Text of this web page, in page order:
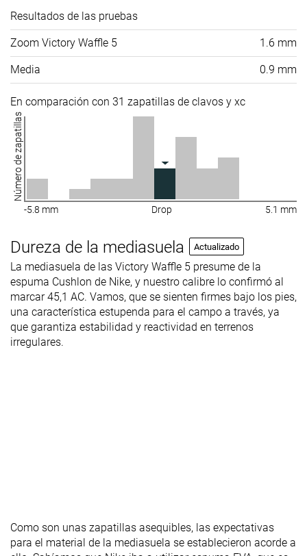
Resultados de las pruebas
Zoom Victory Waffle 5 1.6 mm
Media 0.9 mm
En comparación con 31 zapatillas de clavos y xc
Número de zapatillas
-5.8 mm Drop 5.1 mm
Dureza de la mediasuela Actualizado
La mediasuela de las Victory Waffle 5 presume de la
espuma Cushlon de Nike, y nuestro calibre lo confirmó al
marcar 45,1 AC. Vamos, que se sienten firmes bajo los pies,
una característica estupenda para el campo a través, ya
que garantiza estabilidad y reactividad en terrenos
irregulares.
Como son unas zapatillas asequibles, las expectativas
para el material de la mediasuela se establecieron acorde a